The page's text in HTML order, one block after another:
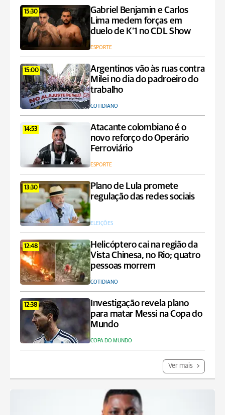
15:30
Gabriel Benjamin e Carlos
Lima medem forças em
duelo de K’1 no CDL Show
ESPORTE
15:00
Argentinos vão às ruas contra
Milei no dia do padroeiro do
trabalho
COTIDIANO
14:53
Atacante colombiano é o
novo reforço do Operário
Ferroviário
ESPORTE
13:30
Plano de Lula promete
regulação das redes sociais
ELEIÇÕES
12:48
Helicóptero cai na região da
Vista Chinesa, no Rio; quatro
pessoas morrem
COTIDIANO
12:38
Investigação revela plano
para matar Messi na Copa do
Mundo
COPA DO MUNDO
Ver mais